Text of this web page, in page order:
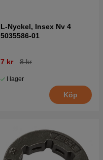
L-Nyckel, Insex Nv 4
5035586-01
7 kr 8 kr
I lager
Köp